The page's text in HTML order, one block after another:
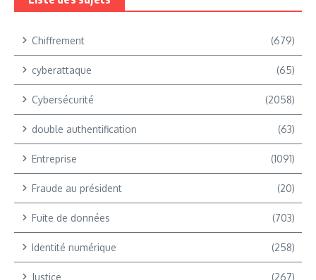
Chiffrement (679)
cyberattaque (65)
Cybersécurité (2058)
double authentification (63)
Entreprise (1091)
Fraude au président (20)
Fuite de données (703)
Identité numérique (258)
Justice (267)